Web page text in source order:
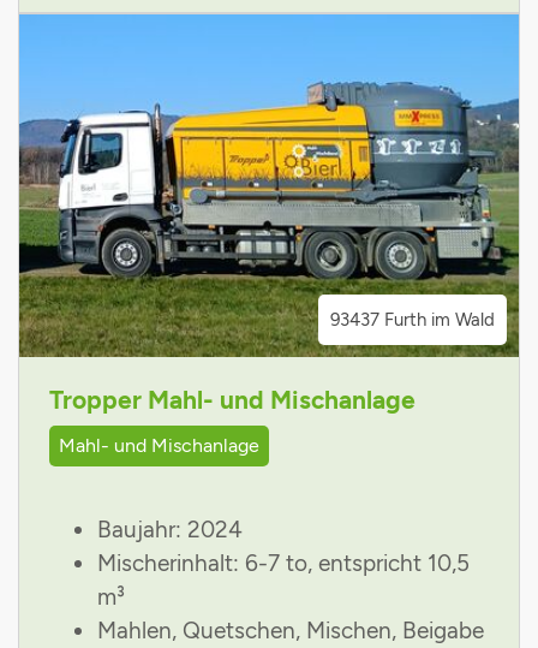
93437 Furth im Wald
Tropper Mahl- und Mischanlage
Mahl- und Mischanlage
Baujahr: 2024
Mischerinhalt: 6-7 to, entspricht 10,5
m³
Mahlen, Quetschen, Mischen, Beigabe